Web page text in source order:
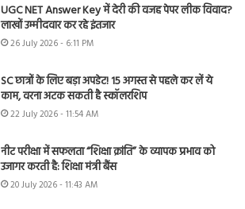
UGC NET Answer Key में देरी की वजह पेपर लीक विवाद?
लाखों उम्मीदवार कर रहे इंतजार
26 July 2026 - 6:11 PM
SC छात्रों के लिए बड़ा अपडेट! 15 अगस्त से पहले कर लें ये
काम, वरना अटक सकती है स्कॉलरशिप
22 July 2026 - 11:54 AM
नीट परीक्षा में सफलता “शिक्षा क्रांति” के व्यापक प्रभाव को
उजागर करती है: शिक्षा मंत्री बैंस
20 July 2026 - 11:43 AM